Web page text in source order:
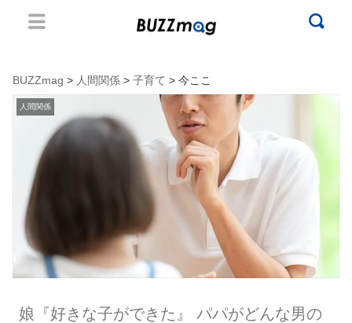
BUZZmag > 人間関係 > 子育て > 今ここ
人間関係
娘『好きな子ができた』 パパがどんな男の